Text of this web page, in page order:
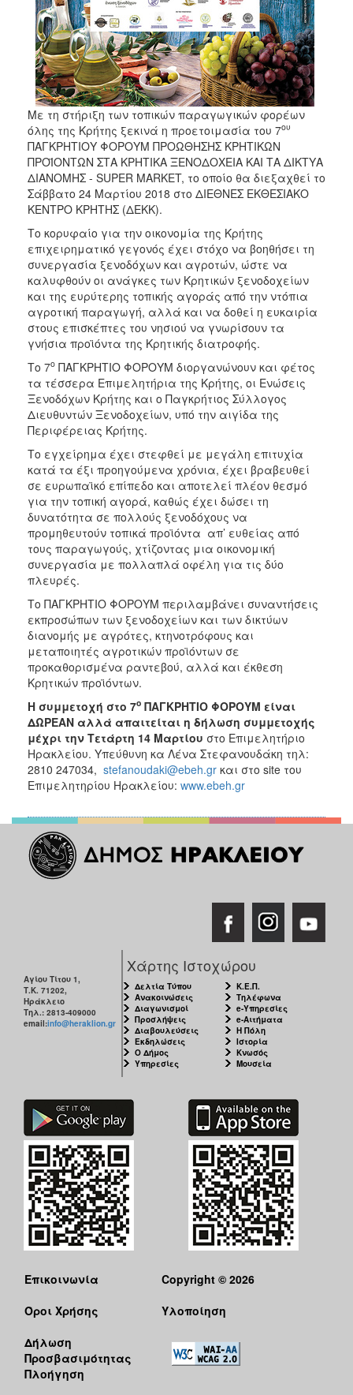
Με τη στήριξη των τοπικών παραγωγικών φορέων
όλης της Κρήτης ξεκινά η προετοιμασία του 7ου
ΠΑΓΚΡΗΤΙΟΥ ΦΟΡΟΥΜ ΠΡΟΩΘΗΣΗΣ ΚΡΗΤΙΚΩΝ
ΠΡΟΪΟΝΤΩΝ ΣΤΑ ΚΡΗΤΙΚΑ ΞΕΝΟΔΟΧΕΙΑ ΚΑΙ ΤΑ ΔΙΚΤΥΑ
ΔΙΑΝΟΜΗΣ - SUPER MARKET, το οποίο θα διεξαχθεί το
Σάββατο 24 Μαρτίου 2018 στο ΔΙΕΘΝΕΣ ΕΚΘΕΣΙΑΚΟ
ΚΕΝΤΡΟ ΚΡΗΤΗΣ (ΔΕΚΚ).
Το κορυφαίο για την οικονομία της Κρήτης
επιχειρηματικό γεγονός έχει στόχο να βοηθήσει τη
συνεργασία ξενοδόχων και αγροτών, ώστε να
καλυφθούν οι ανάγκες των Κρητικών ξενοδοχείων
και της ευρύτερης τοπικής αγοράς από την ντόπια
αγροτική παραγωγή, αλλά και να δοθεί η ευκαιρία
στους επισκέπτες του νησιού να γνωρίσουν τα
γνήσια προϊόντα της Κρητικής διατροφής.
Το 7ο ΠΑΓΚΡΗΤΙΟ ΦΟΡΟΥΜ διοργανώνουν και φέτος
τα τέσσερα Επιμελητήρια της Κρήτης, οι Ενώσεις
Ξενοδόχων Κρήτης και ο Παγκρήτιος Σύλλογος
Διευθυντών Ξενοδοχείων, υπό την αιγίδα της
Περιφέρειας Κρήτης.
Το εγχείρημα έχει στεφθεί με μεγάλη επιτυχία
κατά τα έξι προηγούμενα χρόνια, έχει βραβευθεί
σε ευρωπαϊκό επίπεδο και αποτελεί πλέον θεσμό
για την τοπική αγορά, καθώς έχει δώσει τη
δυνατότητα σε πολλούς ξενοδόχους να
προμηθευτούν τοπικά προϊόντα απ’ ευθείας από
τους παραγωγούς, χτίζοντας μια οικονομική
συνεργασία με πολλαπλά οφέλη για τις δύο
πλευρές.
Το ΠΑΓΚΡΗΤΙΟ ΦΟΡΟΥΜ περιλαμβάνει συναντήσεις
εκπροσώπων των ξενοδοχείων και των δικτύων
διανομής με αγρότες, κτηνοτρόφους και
μεταποιητές αγροτικών προϊόντων σε
προκαθορισμένα ραντεβού, αλλά και έκθεση
Κρητικών προϊόντων.
Η συμμετοχή στο 7ο ΠΑΓΚΡΗΤΙΟ ΦΟΡΟΥΜ είναι
ΔΩΡΕΑΝ αλλά απαιτείται η δήλωση συμμετοχής
μέχρι την Τετάρτη 14 Μαρτίου στο Επιμελητήριο
Ηρακλείου. Υπεύθυνη κα Λένα Στεφανουδάκη τηλ:
2810 247034, stefanoudaki@ebeh.gr και στο site του
Επιμελητηρίου Ηρακλείου: www.ebeh.gr
Αγίου Τίτου 1,
Τ.Κ. 71202,
Ηράκλειο
Τηλ.: 2813-409000
email:info@heraklion.gr
Χάρτης Ιστοχώρου
Δελτία Τύπου
Ανακοινώσεις
Διαγωνισμοί
Προσλήψεις
Διαβουλεύσεις
Εκδηλώσεις
Ο Δήμος
Υπηρεσίες
Κ.Ε.Π.
Τηλέφωνα
e-Υπηρεσίες
e-Αιτήματα
Η Πόλη
Ιστορία
Κνωσός
Μουσεία
Επικοινωνία
Όροι Χρήσης
Δήλωση
Προσβασιμότητας
Πλοήγηση
Copyright © 2026
Υλοποίηση